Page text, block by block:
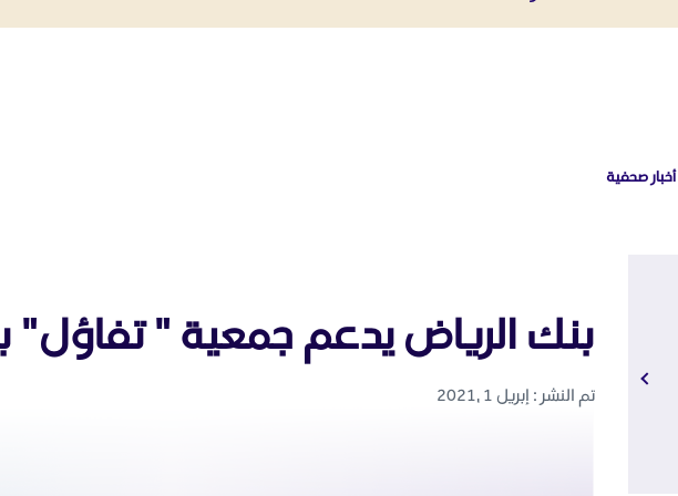
الإعلامي
أخبار صحفية
بنك الرياض يدعم جمعية " تفاؤل" بـ 270 جهاز
تم النشر : إبريل 1 ,2021